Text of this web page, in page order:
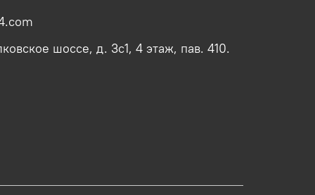
шоссе, д. 3с1, 4 этаж, пав. 410.